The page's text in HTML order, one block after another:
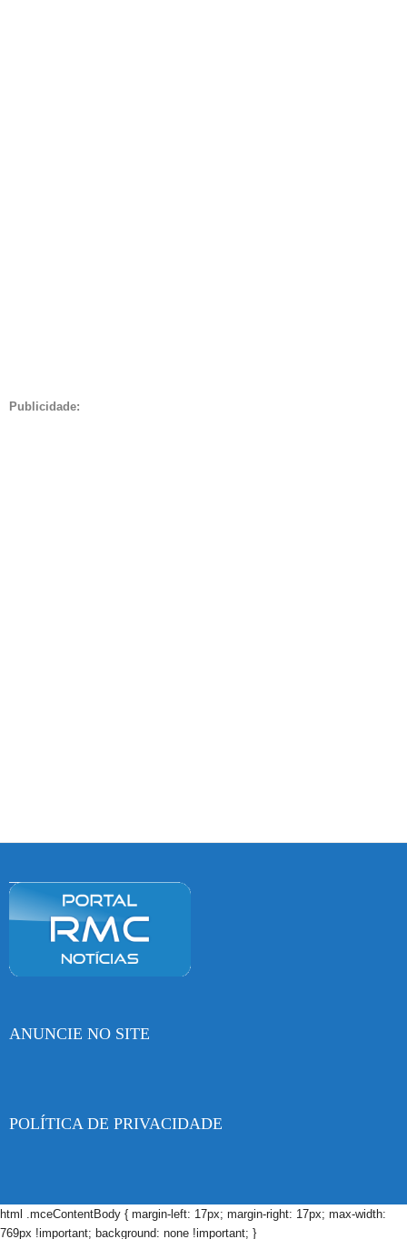
Publicidade:
ANUNCIE NO SITE
POLÍTICA DE PRIVACIDADE
html .mceContentBody { margin-left: 17px; margin-right: 17px; max-width:
769px !important; background: none !important; }